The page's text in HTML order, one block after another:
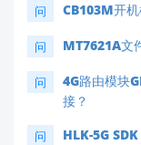
问 CB103M开
问 MT7621A文
问
4G路由模块
接？
问
HLK-5G